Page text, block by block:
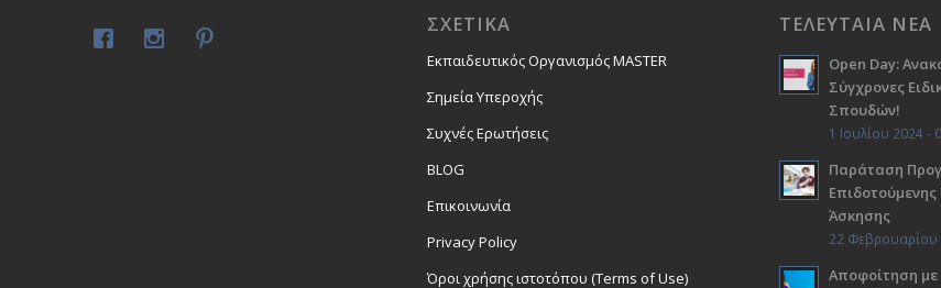
ΣΧΕΤΙΚΑ
Εκπαιδευτικός Οργανισμός MASTER
Σημεία Υπεροχής
Συχνές Ερωτήσεις
BLOG
Επικοινωνία
Privacy Policy
Όροι χρήσης ιστοτόπου (Terms of Use)
ΤΕΛΕΥΤΑΙΑ ΝΕΑ
Open Day:
Σύγχρονες
Σπουδών!
1 Ιουλίου 2024 -
Παράταση
Επιδοτούμενης
Άσκησης
22 Φεβρουαρίου
Αποφοίτηση με